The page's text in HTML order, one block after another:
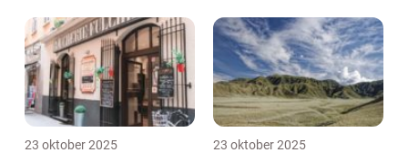
23 oktober 2025 23 oktober 2025